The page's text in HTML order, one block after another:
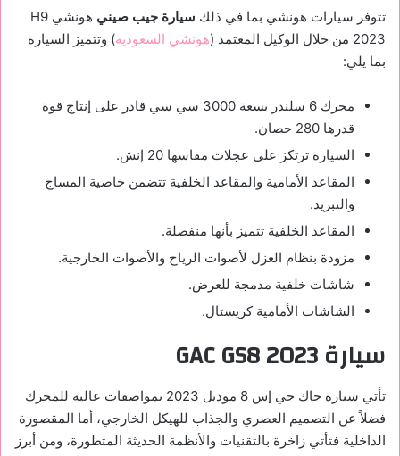
تتوفر سيارات هونشي بما في ذلك سيارة جيب صيني
هونشي H9
2023 من خلال الوكيل المعتمد (
هونشي السعودية) وتتميز السيارة
بما يلي:
محرك 6 سلندر بسعة 3000 سي سي قادر على إنتاج قوة
قدرها 280 حصان.
السيارة ترتكز على عجلات مقاسها 20 إنش.
المقاعد الأمامية والمقاعد الخلفية تتضمن خاصية المساج
والتبريد.
المقاعد الخلفية تتميز بأنها منفصلة.
مزودة بنظام العزل لأصوات الرياح والأصوات الخارجية.
شاشات خلفية مدمجة للعرض.
الشاشات الأمامية كريستال.
سيارة GAC GS8 2023
تأتي سيارة جاك جي إس 8 موديل 2023 بمواصفات عالية للمحرك
فضلاً عن التصميم العصري والجذاب للهيكل الخارجي، أما المقصورة
الداخلية فتأتي زاخرة بالتقنيات والأنظمة الحديثة المتطورة، ومن أبرز